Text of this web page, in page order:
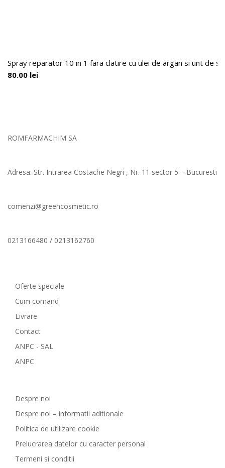
Spray reparator 10 in 1 fara clatire cu ulei de argan si unt de
80.00 lei
ROMFARMACHIM SA
Adresa: Str. Intrarea Costache Negri , Nr. 11 sector 5 – Bucuresti
comenzi@greencosmetic.ro
0213166480 / 0213162760
Oferte speciale
Cum comand
Livrare
Contact
ANPC - SAL
ANPC
Despre noi
Despre noi – informatii aditionale
Politica de utilizare cookie
Prelucrarea datelor cu caracter personal
Termeni si conditii